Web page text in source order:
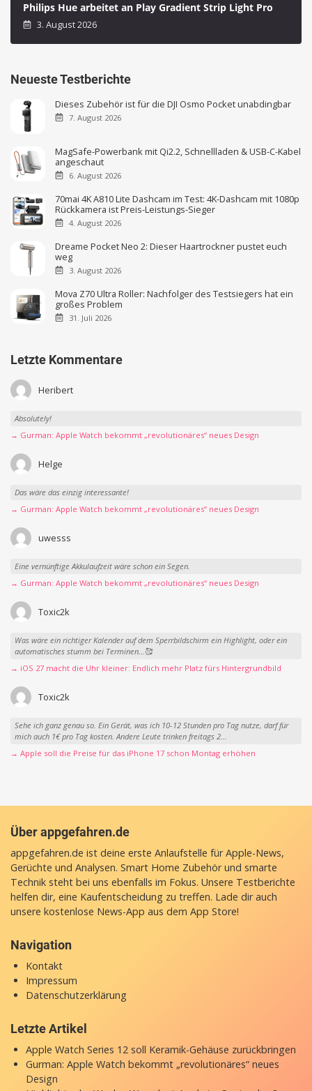
Philips Hue arbeitet an Play Gradient Strip Light Pro
3. August 2026
Neueste Testberichte
Dieses Zubehör ist für die DJI Osmo Pocket unabdingbar
7. August 2026
MagSafe-Powerbank mit Qi2.2, Schnellladen & USB-C-Kabel
angeschaut
6. August 2026
70mai 4K A810 Lite Dashcam im Test: 4K-Dashcam mit 1080p
Rückkamera ist Preis-Leistungs-Sieger
4. August 2026
Dreame Pocket Neo 2: Dieser Haartrockner pustet euch
weg
3. August 2026
Mova Z70 Ultra Roller: Nachfolger des Testsiegers hat ein
großes Problem
31. Juli 2026
Letzte Kommentare
Heribert
Absolutely!
→ Gurman: Apple Watch bekommt „revolutionäres“ neues Design
Helge
Das wäre das einzig interessante!
→ Gurman: Apple Watch bekommt „revolutionäres“ neues Design
uwesss
Eine vernünftige Akkulaufzeit wäre schon ein Segen.
→ Gurman: Apple Watch bekommt „revolutionäres“ neues Design
Toxic2k
Was wäre ein richtiger Kalender auf dem Sperrbildschirm ein Highlight, oder ein
automatisches stumm bei Terminen…🥰
→ iOS 27 macht die Uhr kleiner: Endlich mehr Platz fürs Hintergrundbild
Toxic2k
Sehe ich ganz genau so. Ein Gerät, was ich 10-12 Stunden pro Tag nutze, darf für
mich auch 1€ pro Tag kosten. Andere Leute trinken freitags 2...
→ Apple soll die Preise für das iPhone 17 schon Montag erhöhen
Über appgefahren.de
appgefahren.de ist deine erste Anlaufstelle für Apple-News,
Gerüchte und Analysen. Smart Home Zubehör und smarte
Technik steht bei uns ebenfalls im Fokus. Unsere Testberichte
helfen dir, eine Kaufentscheidung zu treffen. Lade dir auch
unsere kostenlose News-App aus dem App Store!
Navigation
Kontakt
Impressum
Datenschutzerklärung
Letzte Artikel
Apple Watch Series 12 soll Keramik-Gehäuse zurückbringen
Gurman: Apple Watch bekommt „revolutionäres“ neues
Design